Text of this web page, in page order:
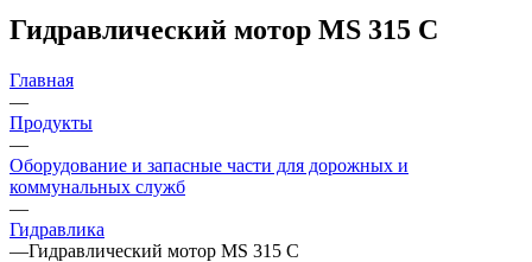
Гидравлический мотор MS 315 C
Главная
—
Продукты
—
Оборудование и запасные части для дорожных и
коммунальных служб
—
Гидравлика
—Гидравлический мотор MS 315 C